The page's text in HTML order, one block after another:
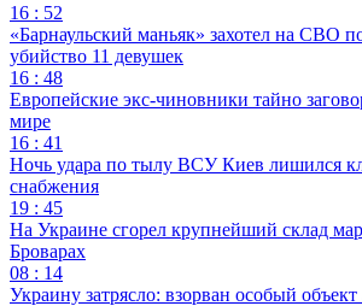
16 : 52
«Барнаульский маньяк» захотел на СВО
убийство 11 девушек
16 : 48
Европейские экс-чиновники тайно
мире
16 : 41
Ночь удара по тылу ВСУ Киев лишился
снабжения
19 : 45
На Украине сгорел крупнейший склад
Броварах
08 : 14
Украину затрясло: взорван особый объект